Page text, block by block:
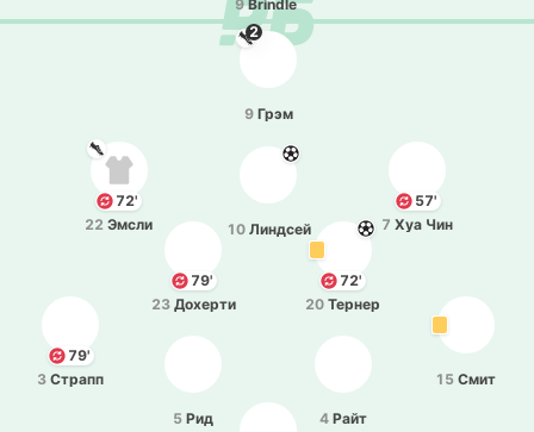
9 Brindle
4 Райт
15 Смит
5 Рид
79'
3 Страпп
10 Ли­ндсей
57'
7 Хуа Чин
79'
23 До­хе­рти
72'
20 Тернер
72'
22 Эмсли
2
9 Грэм